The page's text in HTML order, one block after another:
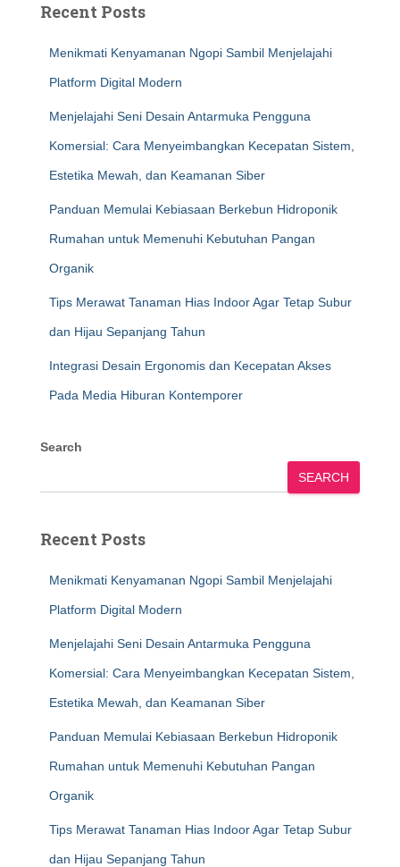
Recent Posts
Menikmati Kenyamanan Ngopi Sambil Menjelajahi
Platform Digital Modern
Menjelajahi Seni Desain Antarmuka Pengguna
Komersial: Cara Menyeimbangkan Kecepatan Sistem,
Estetika Mewah, dan Keamanan Siber
Panduan Memulai Kebiasaan Berkebun Hidroponik
Rumahan untuk Memenuhi Kebutuhan Pangan
Organik
Tips Merawat Tanaman Hias Indoor Agar Tetap Subur
dan Hijau Sepanjang Tahun
Integrasi Desain Ergonomis dan Kecepatan Akses
Pada Media Hiburan Kontemporer
Search
SEARCH
Recent Posts
Menikmati Kenyamanan Ngopi Sambil Menjelajahi
Platform Digital Modern
Menjelajahi Seni Desain Antarmuka Pengguna
Komersial: Cara Menyeimbangkan Kecepatan Sistem,
Estetika Mewah, dan Keamanan Siber
Panduan Memulai Kebiasaan Berkebun Hidroponik
Rumahan untuk Memenuhi Kebutuhan Pangan
Organik
Tips Merawat Tanaman Hias Indoor Agar Tetap Subur
dan Hijau Sepanjang Tahun